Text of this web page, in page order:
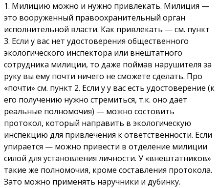
1. Милицию можно и нужно привлекать. Милиция —
это вооруженный правоохранительный орган
исполнительной власти. Как привлекать — см. пункт
3. Если у вас нет удостоверения общественного
экологического инспектора или внештатного
сотрудника милиции, то даже поймав нарушителя за
руку вы ему почти ничего не сможете сделать. Про
«почти» см. пункт 2. Если у у вас есть удостоверение (к
его получению нужно стремиться, т.к. оно дает
реальные полномочия) — можно состовить
протокол, который направить в экологическую
инспекцию для привлечения к ответственности. Если
упирается — можно привести в отделение милиции
силой для установления личности. У «внештатников»
такие же полномочия, кроме составления протокола.
Зато можно применять наручники и дубинку.